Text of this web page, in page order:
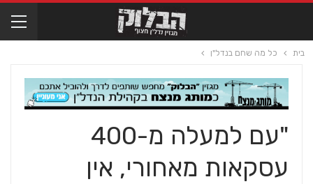
בית כל מה שחם בנדל"ן
"עם למעלה מ-400
עסקאות מאחורי, אין